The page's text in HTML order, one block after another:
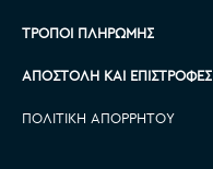
ΤΡΌΠΟΙ ΠΛΗΡΩΜΉΣ
ΑΠΟΣΤΟΛΉ ΚΑΙ ΕΠΙΣΤΡΟΦΈΣ
ΠΟΛΙΤΙΚΉ ΑΠΟΡΡΉΤΟΥ